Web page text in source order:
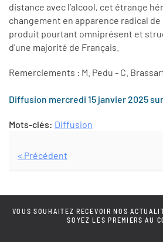
distance avec l’alcool, cet étrange
changement en apparence radical
produit pourtant omniprésent et
d'une majorité de Français.
Remerciements : M. Pedu - C.
Diffusion mercredi 15 janvier 2025
Mots-clés: Diffusion
< Précédent
VOUS SOUHAITEZ RECEVOIR NOS
SOYEZ LES PREMIERS AU